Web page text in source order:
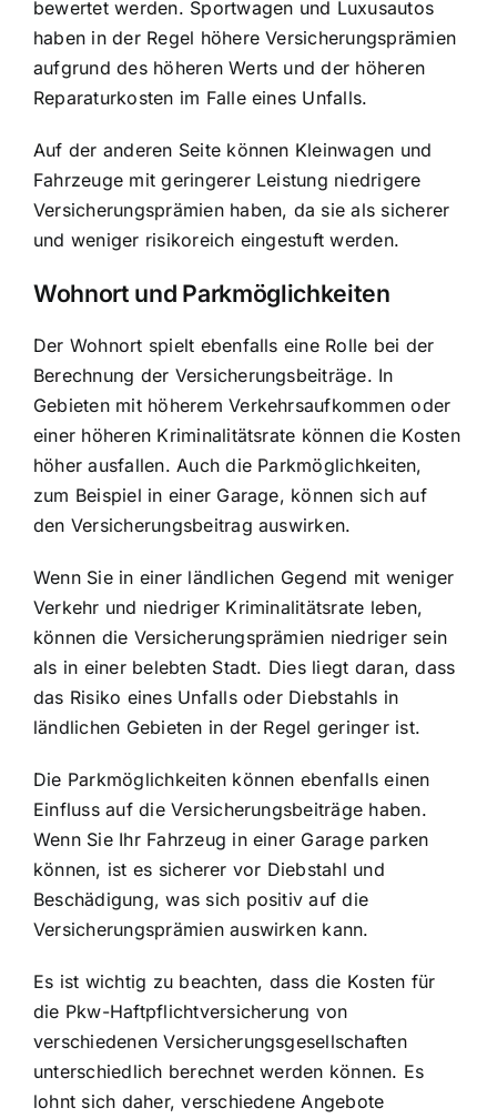
bewertet werden. Sportwagen und Luxusautos
haben in der Regel höhere Versicherungsprämien
aufgrund des höheren Werts und der höheren
Reparaturkosten im Falle eines Unfalls.
Auf der anderen Seite können Kleinwagen und
Fahrzeuge mit geringerer Leistung niedrigere
Versicherungsprämien haben, da sie als sicherer
und weniger risikoreich eingestuft werden.
Wohnort und Parkmöglichkeiten
Der Wohnort spielt ebenfalls eine Rolle bei der
Berechnung der Versicherungsbeiträge. In
Gebieten mit höherem Verkehrsaufkommen oder
einer höheren Kriminalitätsrate können die Kosten
höher ausfallen. Auch die Parkmöglichkeiten,
zum Beispiel in einer Garage, können sich auf
den Versicherungsbeitrag auswirken.
Wenn Sie in einer ländlichen Gegend mit weniger
Verkehr und niedriger Kriminalitätsrate leben,
können die Versicherungsprämien niedriger sein
als in einer belebten Stadt. Dies liegt daran, dass
das Risiko eines Unfalls oder Diebstahls in
ländlichen Gebieten in der Regel geringer ist.
Die Parkmöglichkeiten können ebenfalls einen
Einfluss auf die Versicherungsbeiträge haben.
Wenn Sie Ihr Fahrzeug in einer Garage parken
können, ist es sicherer vor Diebstahl und
Beschädigung, was sich positiv auf die
Versicherungsprämien auswirken kann.
Es ist wichtig zu beachten, dass die Kosten für
die Pkw-Haftpflichtversicherung von
verschiedenen Versicherungsgesellschaften
unterschiedlich berechnet werden können. Es
lohnt sich daher, verschiedene Angebote